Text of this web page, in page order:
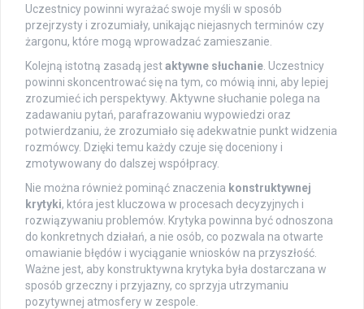
Uczestnicy powinni wyrażać swoje myśli w sposób
przejrzysty i zrozumiały, unikając niejasnych terminów czy
żargonu, które mogą wprowadzać zamieszanie.
Kolejną istotną zasadą jestaktywne słuchanie . Uczestnicy
powinni skoncentrować się na tym, co mówią inni, aby lepiej
zrozumieć ich perspektywy. Aktywne słuchanie polega na
zadawaniu pytań, parafrazowaniu wypowiedzi oraz
potwierdzaniu, że zrozumiało się adekwatnie punkt widzenia
rozmówcy. Dzięki temu każdy czuje się doceniony i
zmotywowany do dalszej współpracy.
Nie można również pominąć znaczenia konstruktywnej
krytyki, która jest kluczowa w procesach decyzyjnych i
rozwiązywaniu problemów. Krytyka powinna być odnoszona
do konkretnych działań, a nie osób, co pozwala na otwarte
omawianie błędów i wyciąganie wniosków na przyszłość.
Ważne jest, aby konstruktywna krytyka była dostarczana w
sposób grzeczny i przyjazny, co sprzyja utrzymaniu
pozytywnej atmosfery w zespole.